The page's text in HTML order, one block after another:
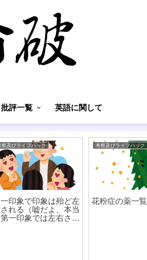
評一覧 英語に関して
察及びライフハック
印象で印象は殆ど左
れる（嘘だよ、本当
一印象では左右され
考察及びライフハック
花粉症の薬一覧